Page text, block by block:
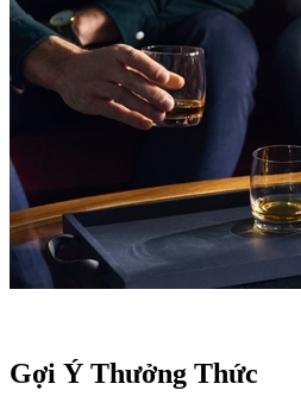
Gợi Ý Thưởng Thức